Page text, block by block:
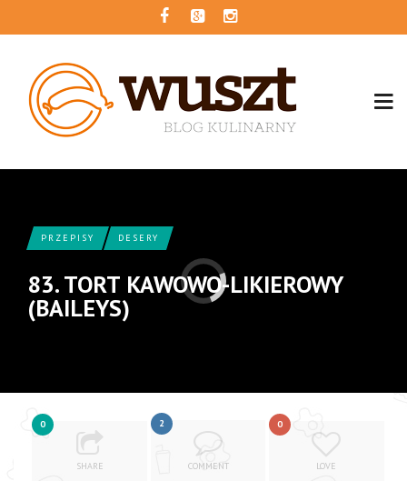
PRZEPISY DESERY
83. TORT KAWOWO-LIKIEROWY
(BAILEYS)
0
SHARE
2
COMMENT
0
LOVE